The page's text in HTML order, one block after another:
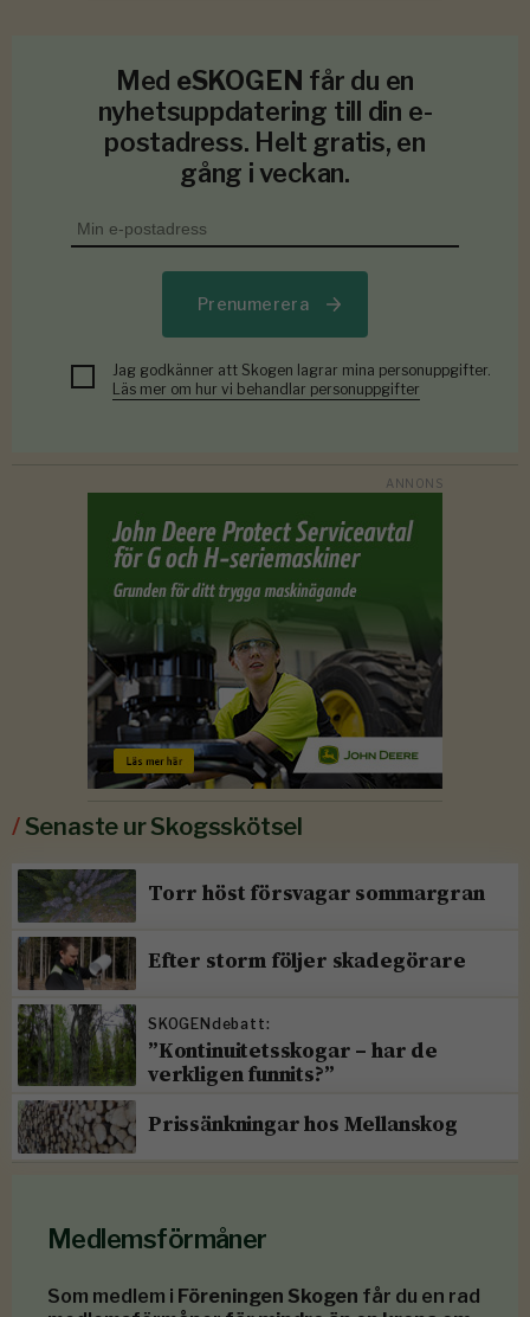
Med eSKOGEN får du en
nyhetsuppdatering till din e-
postadress. Helt gratis, en
gång i veckan.
Prenumerera
Jag godkänner att Skogen lagrar mina personuppgifter.
Läs mer om hur vi behandlar personuppgifter
/Senaste ur Skogsskötsel
Torr höst försvagar sommargran
Efter storm följer skadegörare
SKOGENdebatt:
”Kontinuitetsskogar – har de
verkligen funnits?”
Prissänkningar hos Mellanskog
Medlemsförmåner
Som medlem i Föreningen Skogen får du en rad